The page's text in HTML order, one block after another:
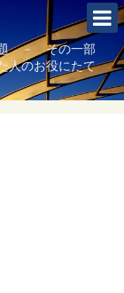
題 － その一部
人のお役にたて